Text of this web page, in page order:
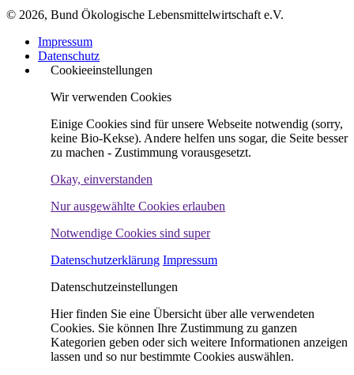
© 2026, Bund Ökologische Lebensmittelwirtschaft e.V.
Impressum
Datenschutz
Cookieeinstellungen
Wir verwenden Cookies
Einige Cookies sind für unsere Webseite notwendig (sorry,
keine Bio-Kekse). Andere helfen uns sogar, die Seite besser
zu machen - Zustimmung vorausgesetzt.
Okay, einverstanden
Nur ausgewählte Cookies erlauben
Notwendige Cookies sind super
Datenschutzerklärung Impressum
Datenschutzeinstellungen
Hier finden Sie eine Übersicht über alle verwendeten
Cookies. Sie können Ihre Zustimmung zu ganzen
Kategorien geben oder sich weitere Informationen anzeigen
lassen und so nur bestimmte Cookies auswählen.